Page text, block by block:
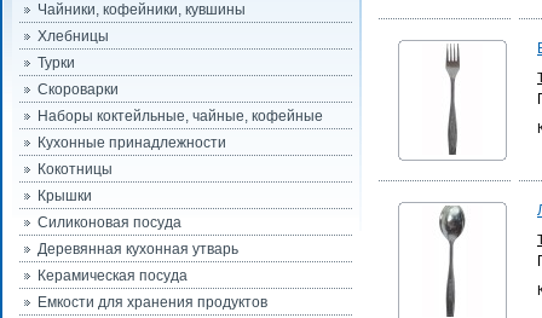
Чайники, кофейники, кувшины
Хлебницы
Турки
Скороварки
Наборы коктейльные, чайные, кофейные
Кухонные принадлежности
Кокотницы
Крышки
Силиконовая посуда
Деревянная кухонная утварь
Керамическая посуда
Емкости для хранения продуктов